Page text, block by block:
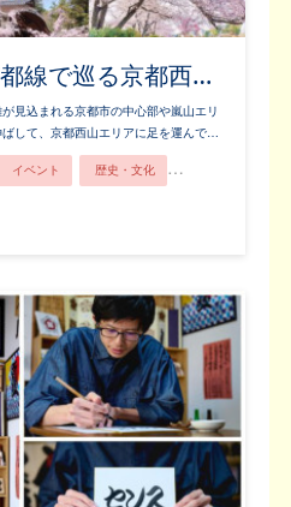
線で巡る京都西…
見込まれる京都市の中心部や嵐山エリ
して、京都西山エリアに足を運んで…
イベント 歴史・文化